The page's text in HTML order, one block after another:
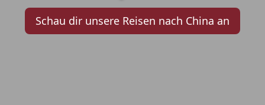
Schau dir unsere Reisen nach China an